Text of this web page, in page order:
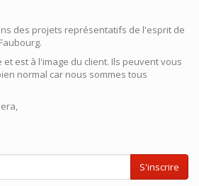
des projets représentatifs de l'esprit de
est à l'image du client. Ils peuvent vous
normal car nous sommes tous
S'inscrire